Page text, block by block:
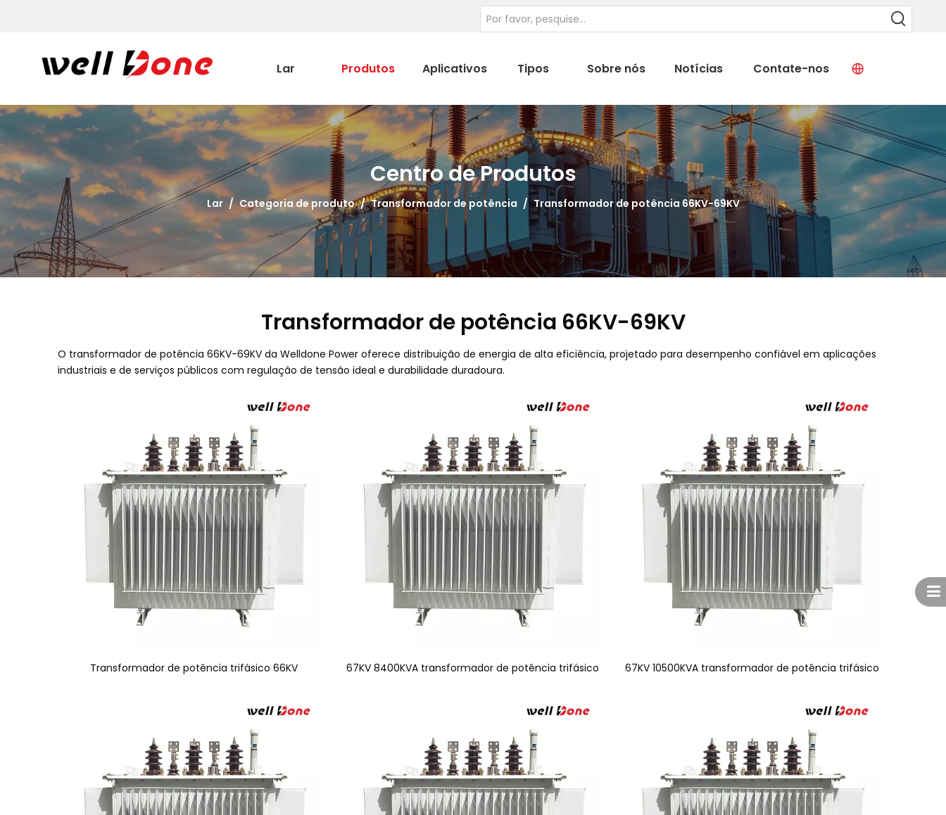
Lar Produtos Aplicativos Tipos Sobre nós Notícias Contate-nos
Centro de Produtos
Lar / Categoria de produto / Transformador de potência / Transformador de potência 66KV-69KV
Transformador de potência 66KV-69KV
O transformador de potência 66KV-69KV da Welldone Power oferece distribuição de energia de alta eficiência, projetado para desempenho confiável em aplicações
industriais e de serviços públicos com regulação de tensão ideal e durabilidade duradoura.
Transformador de potência trifásico 66KV 67KV 8400KVA transformador de potência trifásico 67KV 10500KVA transformador de potência trifásico